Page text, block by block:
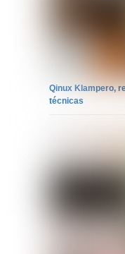
Qinux Klampero,
técnicas